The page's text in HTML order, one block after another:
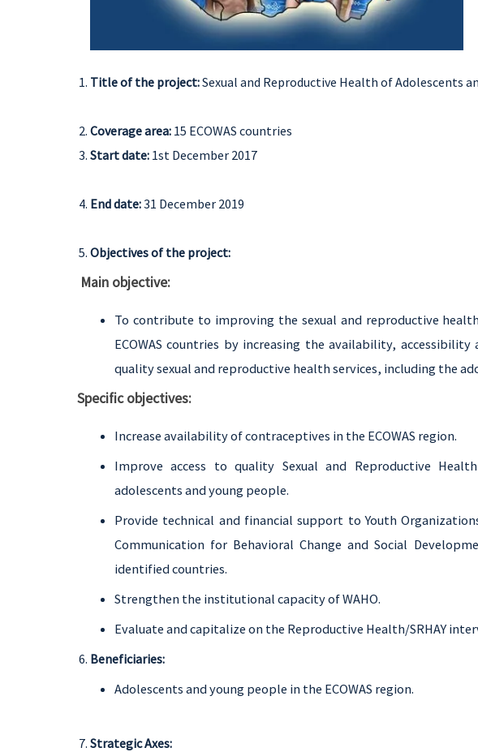
Title of the project:Sexual and Reproductive Health of Adolescents
Coverage area: 15 ECOWAS countries
Start date: 1st December 2017
End date:31 December 2019
Objectives of the project:
Main objective:
To contribute to improving the sexual and reproductive
ECOWAS countries by increasing the availability,
quality sexual and reproductive health services, including the
Specific objectives:
Increase availability of contraceptives in the ECOWAS region.
Improve access to quality Sexual and Reproductive
adolescents and young people.
Provide technical and financial support to Youth
Communication for Behavioral Change and Social
identified countries.
Strengthen the institutional capacity of WAHO.
Evaluate and capitalize on the Reproductive Health/SRHAY
Beneficiaries:
Adolescents and young people in the ECOWAS region.
Strategic Axes: